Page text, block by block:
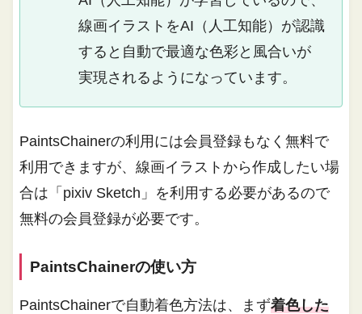
線画イラストをAI（人工知能）が認識
すると自動で最適な色彩と風合いが
実現されるようになっています。
PaintsChainerの利用には会員登録もなく無料で
利用できますが、線画イラストから作成したい場
合は「pixiv Sketch」を利用する必要があるので
無料の会員登録が必要です。
PaintsChainerの使い方
PaintsChainerで自動着色方法は、まず着色した